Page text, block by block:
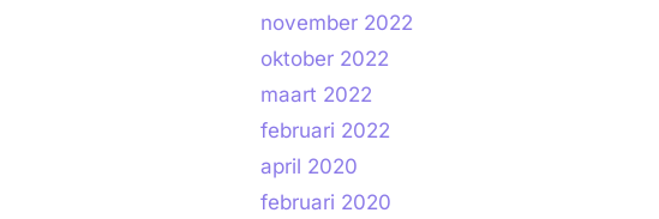
november 2022
oktober 2022
maart 2022
februari 2022
april 2020
februari 2020